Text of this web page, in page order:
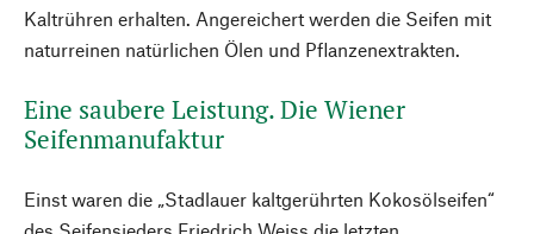
Kaltrühren erhalten. Angereichert werden die Seifen mit
naturreinen natürlichen Ölen und Pflanzenextrakten.
Eine saubere Leistung. Die Wiener
Seifenmanufaktur
Einst waren die „Stadlauer kaltgerührten Kokosölseifen“